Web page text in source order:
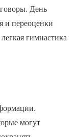
День
и переоценки
гимнастика
могут